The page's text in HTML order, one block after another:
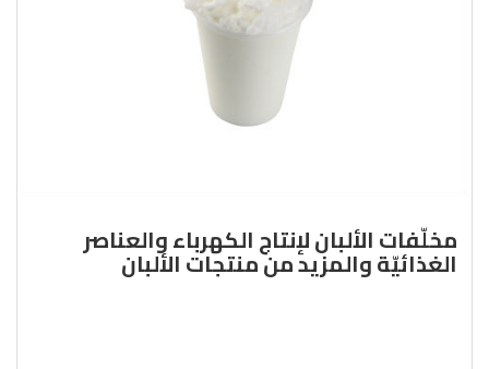
مخلّفات الألبان لإنتاج الكهرباء والعناصر
الغذائيّة والمزيد من منتجات الألبان